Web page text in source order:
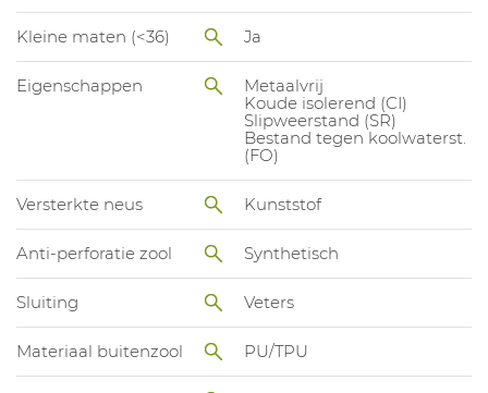
Kleine maten (<36) Ja
Eigenschappen
Metaalvrij
Koude isolerend (CI)
Slipweerstand (SR)
Bestand tegen koolwaterst.
(FO)
Versterkte neus Kunststof
Anti-perforatie zool Synthetisch
Sluiting Veters
Materiaal buitenzool PU/TPU